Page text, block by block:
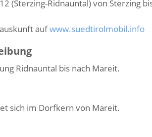
(Sterzing-Ridnauntal) von Sterzing
aufwww.suedtirolmobil.info
Ridnauntal bis nach Mareit.
sich im Dorfkern von Mareit.